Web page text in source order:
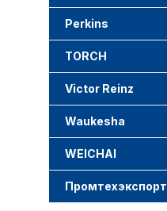
Perkins
TORCH
Victor Reinz
Waukesha
WEICHAI
Промтехэкспорт